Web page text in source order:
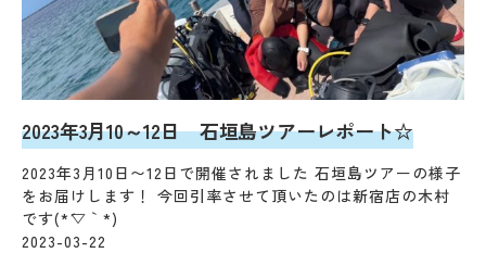
2023年3月10～12日 石垣島ツアーレポート☆
2023年3月10日〜12日で開催されました 石垣島ツアーの様子
をお届けします！ 今回引率させて頂いたのは新宿店の木村
です(*´▽｀*)
2023-03-22